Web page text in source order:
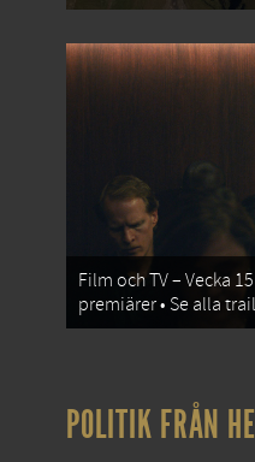
Film och TV – Vecka
premiärer • Se alla
POLITIK FRÅN